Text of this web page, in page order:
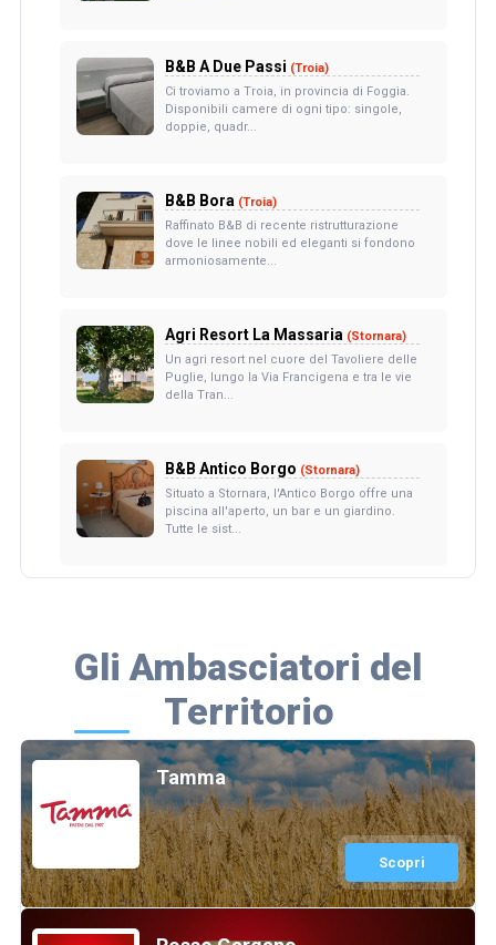
B&B A Due Passi (Troia)
Ci troviamo a Troia, in provincia di Foggia.
Disponibili camere di ogni tipo: singole,
doppie, quadr...
B&B Bora (Troia)
Raffinato B&B di recente ristrutturazione
dove le linee nobili ed eleganti si fondono
armoniosamente...
Agri Resort La Massaria (Stornara)
Un agri resort nel cuore del Tavoliere delle
Puglie, lungo la Via Francigena e tra le vie
della Tran...
B&B Antico Borgo (Stornara)
Situato a Stornara, l'Antico Borgo offre una
piscina all'aperto, un bar e un giardino.
Tutte le sist...
Gli Ambasciatori del
Territorio
Tamma
Scopri